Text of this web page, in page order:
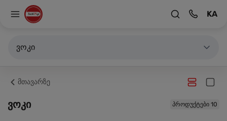
KA
ვოკი
მთავარზე
ვოკი პროდუქტები 10